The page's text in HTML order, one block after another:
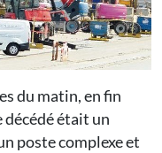
du matin, en fin
décédé était un
poste complexe et